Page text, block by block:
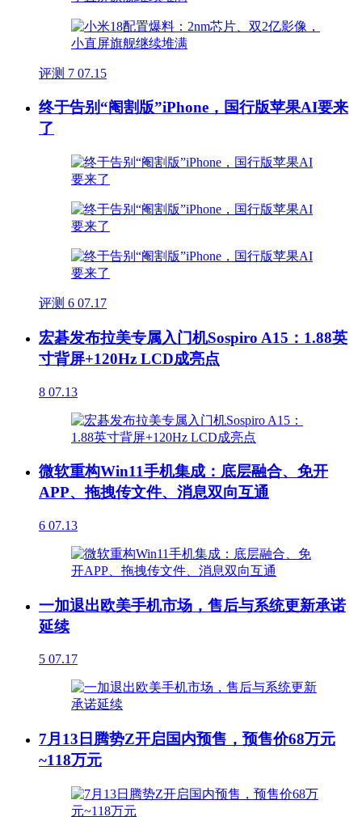
评测 7 07.15
终于告别“阉割版”iPhone，国行版苹果AI要来
了
评测 6 07.17
宏碁发布拉美专属入门机Sospiro A15：1.88英
寸背屏+120Hz LCD成亮点
8 07.13
微软重构Win11手机集成：底层融合、免开
APP、拖拽传文件、消息双向互通
6 07.13
一加退出欧美手机市场，售后与系统更新承诺
延续
5 07.17
7月13日腾势Z开启国内预售，预售价68万元
~118万元